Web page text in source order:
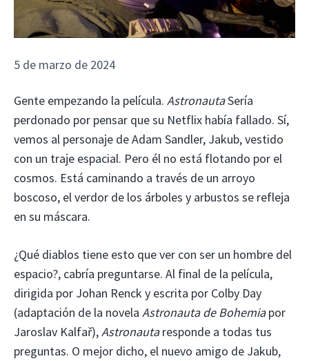
5 de marzo de 2024
Gente empezando la película. AstronautaSería
perdonado por pensar que su Netflix había fallado. Sí,
vemos al personaje de Adam Sandler, Jakub, vestido
con un traje espacial. Pero él no está flotando por el
cosmos. Está caminando a través de un arroyo
boscoso, el verdor de los árboles y arbustos se refleja
en su máscara.
¿Qué diablos tiene esto que ver con ser un hombre del
espacio?, cabría preguntarse. Al final de la película,
dirigida por Johan Renck y escrita por Colby Day
(adaptación de la novela Astronauta de Bohemiapor
Jaroslav Kalfař),Astronautaresponde a todas tus
preguntas. O mejor dicho, el nuevo amigo de Jakub,